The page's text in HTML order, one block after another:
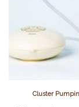
Cluster